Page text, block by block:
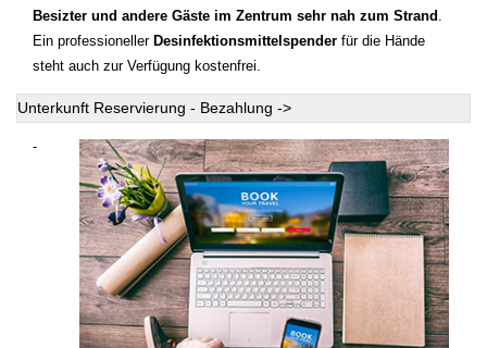
Besizter und andere Gäste im Zentrum sehr nah zum Strand .
Ein professioneller Desinfektionsmittelspender für die Hände
steht auch zur Verfügung kostenfrei.
Unterkunft Reservierung - Bezahlung ->
-